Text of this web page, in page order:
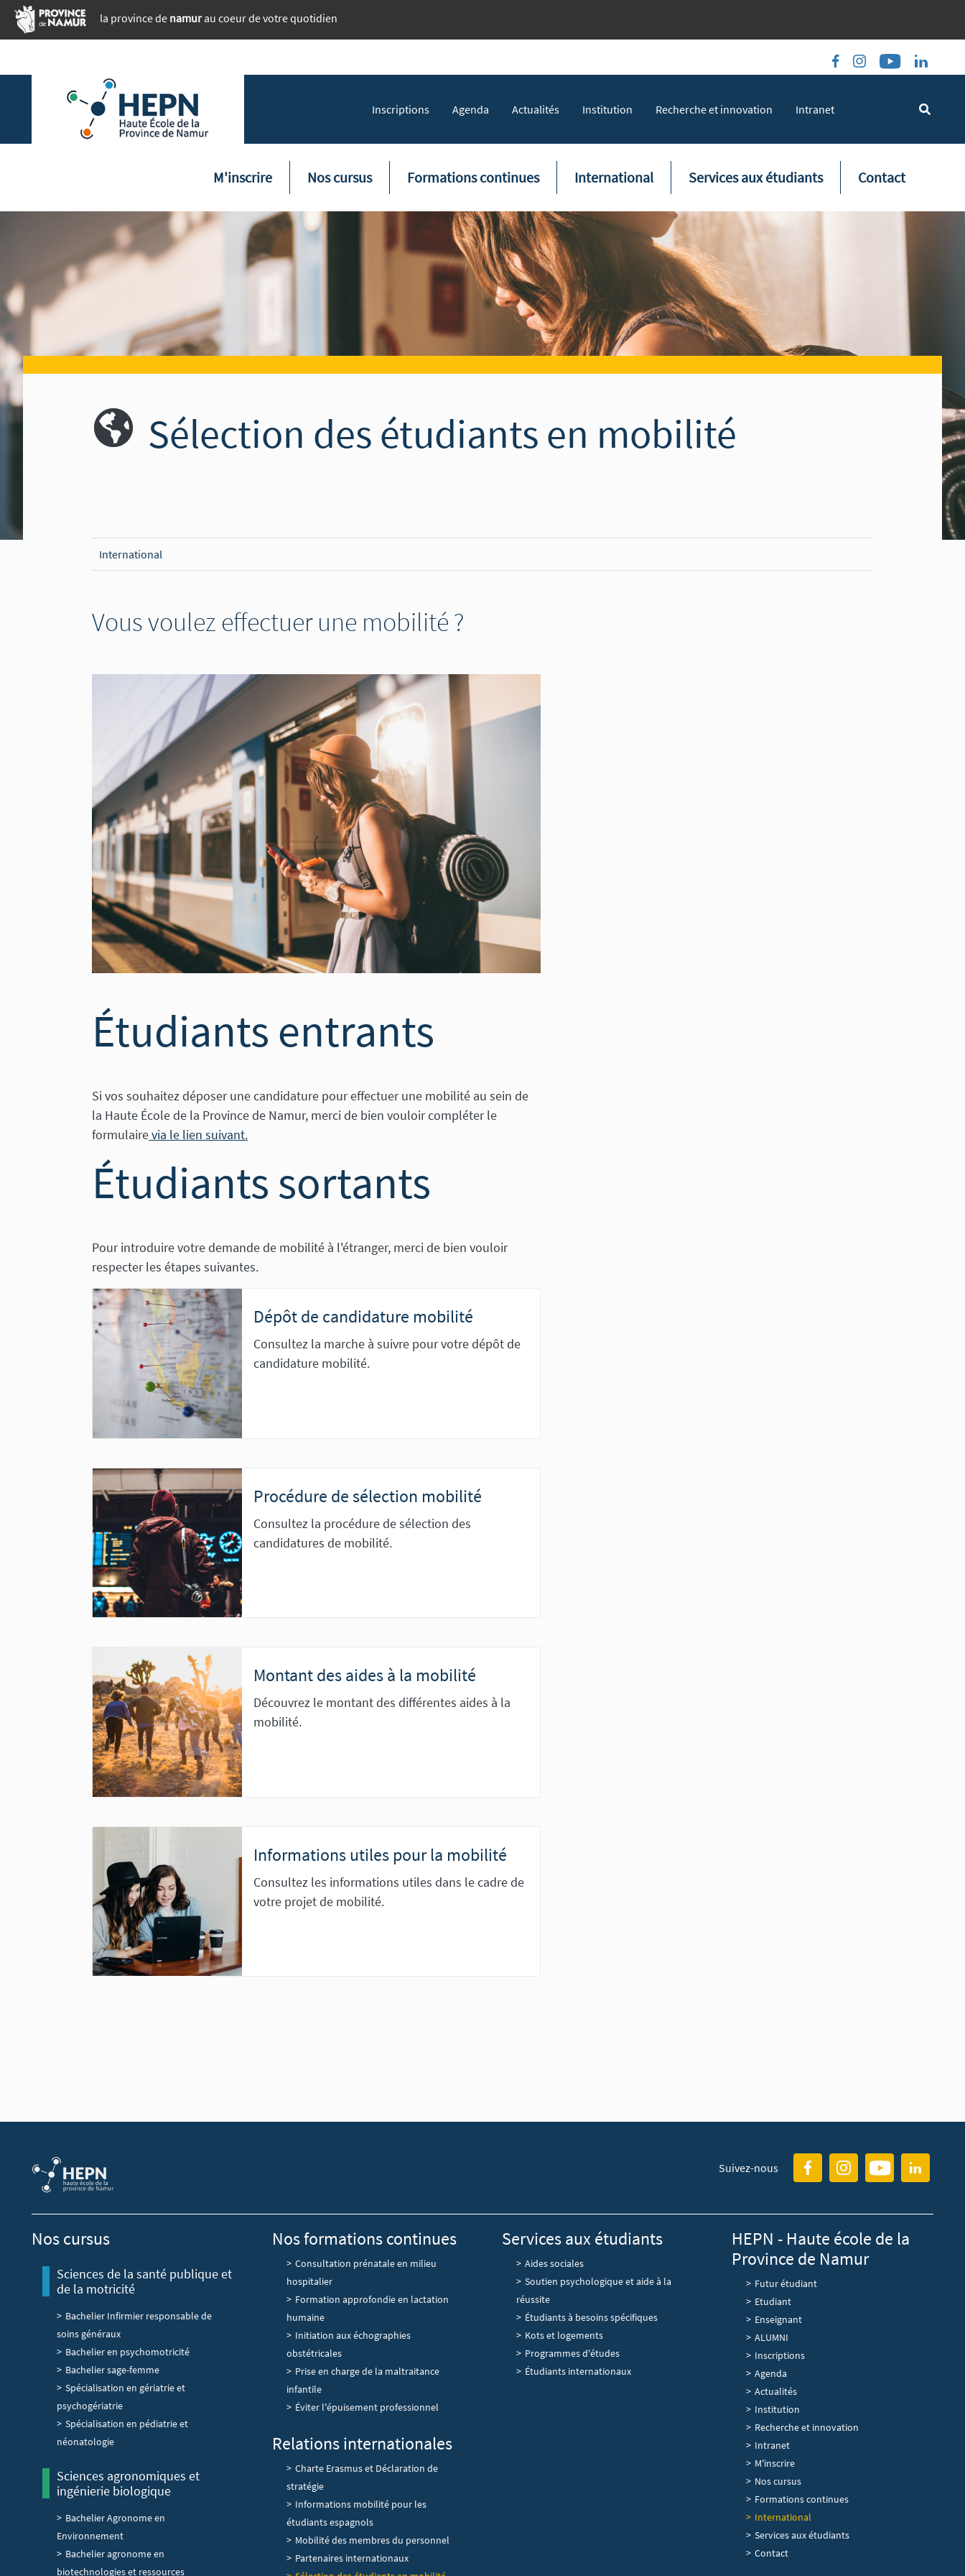
Aller au contenu principal
la province de namur au coeur de votre quotidien
Topmenu
Inscriptions Agenda Actualités Institution Recherche et innovation Intranet
Navigation principale
M'inscrire Nos cursus Formations continues International Services aux étudiants Contact
Sélection des étudiants en mobilité
International
Vous voulez effectuer une mobilité ?
Étudiants entrants
Si vos souhaitez déposer une candidature pour effectuer une mobilité au sein de
la Haute École de la Province de Namur, merci de bien vouloir compléter le
formulairevia le lien suivant.
Étudiants sortants
Pour introduire votre demande de mobilité à l'étranger, merci de bien vouloir
respecter les étapes suivantes.
Dépôt de candidature mobilité
Consultez la marche à suivre pour votre dépôt de
candidature mobilité.
Procédure de sélection mobilité
Consultez la procédure de sélection des
candidatures de mobilité.
Montant des aides à la mobilité
Découvrez le montant des différentes aides à la
mobilité.
Informations utiles pour la mobilité
Consultez les informations utiles dans le cadre de
votre projet de mobilité.
Suivez-nous
Nos cursus
Sciences de la santé publique et
de la motricité
Bachelier Infirmier responsable de
soins généraux
Bachelier en psychomotricité
Bachelier sage-femme
Spécialisation en gériatrie et
psychogériatrie
Spécialisation en pédiatrie et
néonatologie
Sciences agronomiques et
ingénierie biologique
Bachelier Agronome en
Environnement
Bachelier agronome en
biotechnologies et ressources
Nos formations continues
Consultation prénatale en milieu
hospitalier
Formation approfondie en lactation
humaine
Initiation aux échographies
obstétricales
Prise en charge de la maltraitance
infantile
Éviter l'épuisement professionnel
Relations internationales
Charte Erasmus et Déclaration de
stratégie
Informations mobilité pour les
étudiants espagnols
Mobilité des membres du personnel
Partenaires internationaux
Services aux étudiants
Aides sociales
Soutien psychologique et aide à la
réussite
Étudiants à besoins spécifiques
Kots et logements
Programmes d'études
Étudiants internationaux
HEPN - Haute école de la
Province de Namur
Futur étudiant
Etudiant
Enseignant
ALUMNI
Découvrir
Inscriptions
Agenda
Actualités
Institution
Recherche et innovation
Intranet
Navigation principale
M'inscrire
Nos cursus
Formations continues
International
Services aux étudiants
Contact